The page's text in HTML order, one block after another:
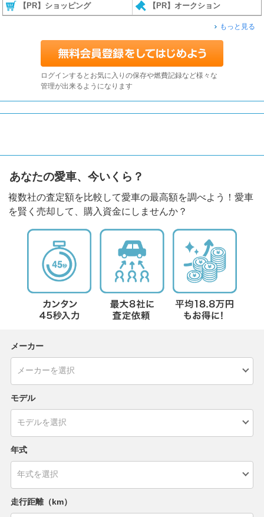
【PR】ショッピング 【PR】オークション
もっと見る
ログインするとお気に入りの保存や燃費記録など様々な
管理が出来るようになります
あなたの愛車、今いくら？
複数社の査定額を比較して愛車の最高額を調べよう！愛車
を賢く売却して、購入資金にしませんか？
メーカー
モデル
年式
走行距離（km）